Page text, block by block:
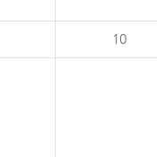
10